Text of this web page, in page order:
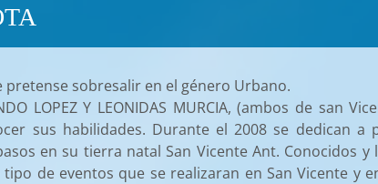
pretense sobresalir en el género Urbano.
LOPEZ Y LEONIDAS MURCIA, (ambos de san
sus habilidades. Durante el 2008 se dedican a
en su tierra natal San Vicente Ant. Conocidos y
de eventos que se realizaran en San Vicente y